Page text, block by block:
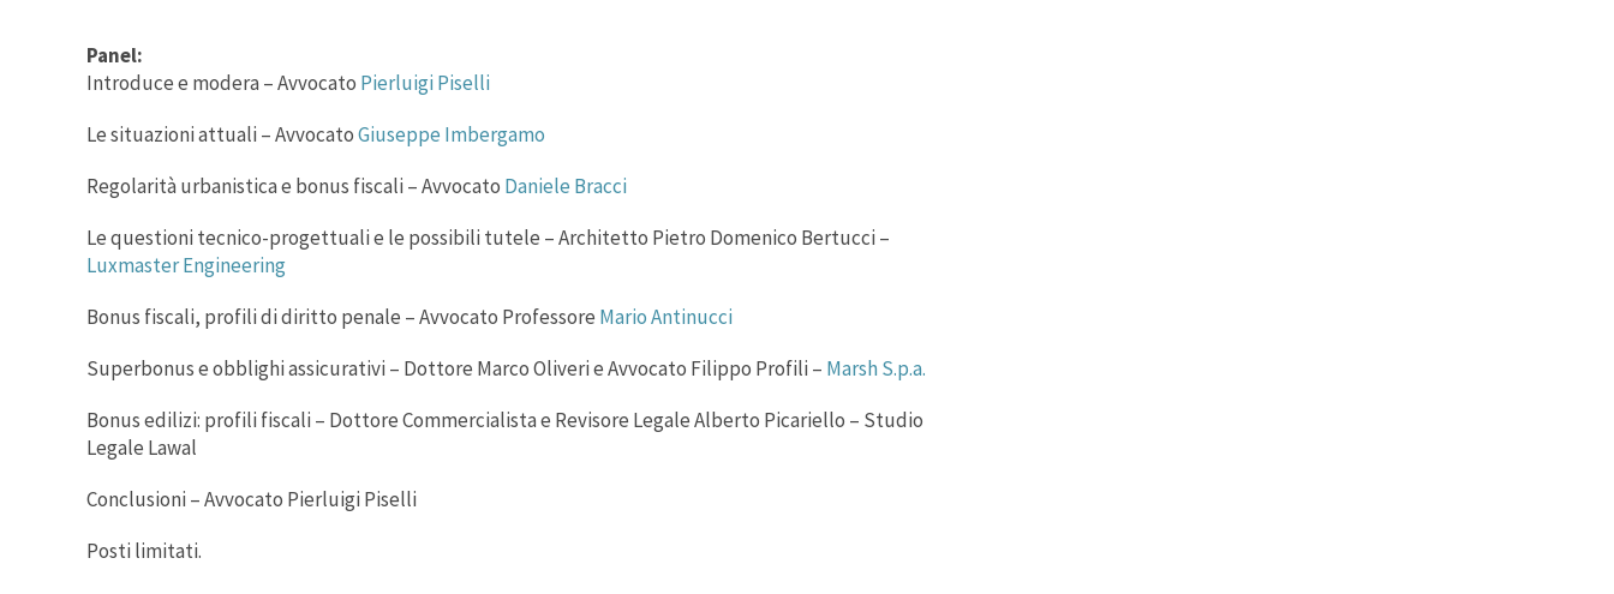
Panel:
Introduce e modera – Avvocato Pierluigi Piselli
Le situazioni attuali – AvvocatoGiuseppe Imbergamo
Regolarità urbanistica e bonus fiscali – Avvocato Daniele Bracci
Le questioni tecnico-progettuali e le possibili tutele – Architetto Pietro Domenico Bertucci –
Luxmaster Engineering
Bonus fiscali, profili di diritto penale – Avvocato Professore Mario Antinucci
Superbonus e obblighi assicurativi – Dottore Marco Oliveri e Avvocato Filippo Profili – Marsh S.p.a.
Bonus edilizi: profili fiscali – Dottore Commercialista e Revisore Legale Alberto Picariello – Studio
Legale Lawal
Conclusioni – Avvocato Pierluigi Piselli
Posti limitati.